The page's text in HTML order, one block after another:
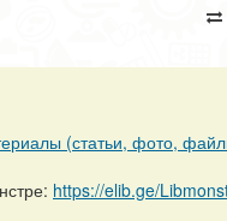
(статьи, фото,
https://elib.ge/